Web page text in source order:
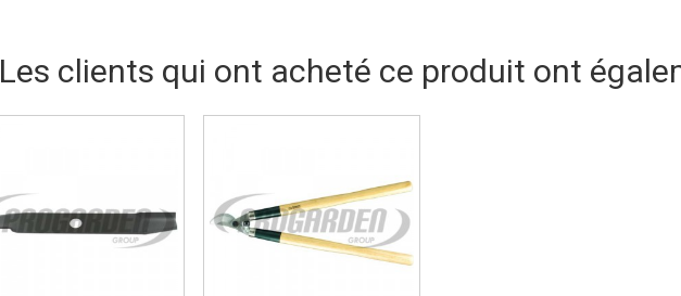
Les clients qui ont acheté ce produit ont